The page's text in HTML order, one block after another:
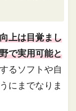
上は目覚まし
で実用可能と
るソフトや自
にまでなりま